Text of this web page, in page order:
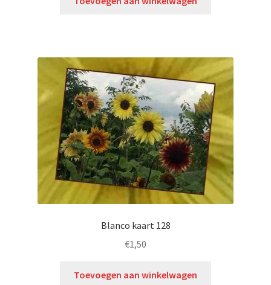
Blanco kaart 128
€1,50
Toevoegen aan winkelwagen